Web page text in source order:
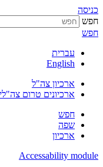
כניסה
חפש
חפש
עברית
English
ארכיון צה"ל
ארכיונים טרום
חפש
שפה
ארכיון
Accessability module